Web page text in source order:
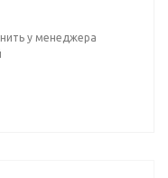
у менеджера